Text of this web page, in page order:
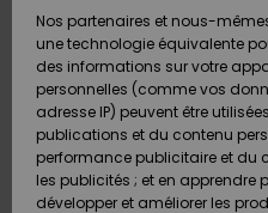
& Tongs
Surf
& Tongs
Surf
A
Découvrir
Snow
SURF
Shop
Enfant
Highlights
SNOW
Shop
Enfant
Snow
Shop
Femme
OUTLET
Outlet
Femme
Retours
Paiement
Carte
Cadeau
Nos partenaires et nous-
une technologie équivalente
des informations sur votre
personnelles (comme vos
adresse IP) peuvent être
publications et du contenu
performance publicitaire et du
les publicités ; et en apprendre
développer et améliorer les